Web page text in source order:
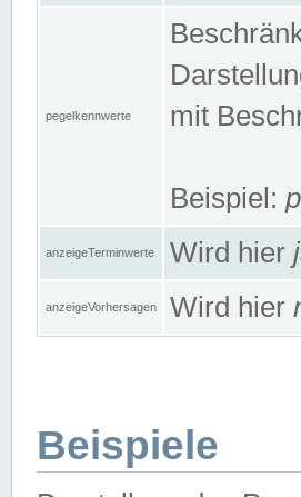
pegelkennwerte
mit
Beispiel:
anzeigeTerminwerte Wird hier
anzeigeVorhersagen Wird hier
Beispiele